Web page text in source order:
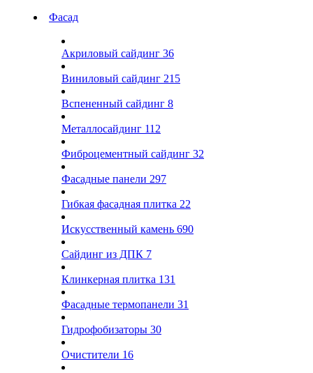
Фасад
Акриловый сайдинг 36
Виниловый сайдинг 215
Вспененный сайдинг 8
Металлосайдинг 112
Фиброцементный сайдинг 32
Фасадные панели 297
Гибкая фасадная плитка 22
Искусственный камень 690
Сайдинг из ДПК 7
Клинкерная плитка 131
Фасадные термопанели 31
Гидрофобизаторы 30
Очистители 16